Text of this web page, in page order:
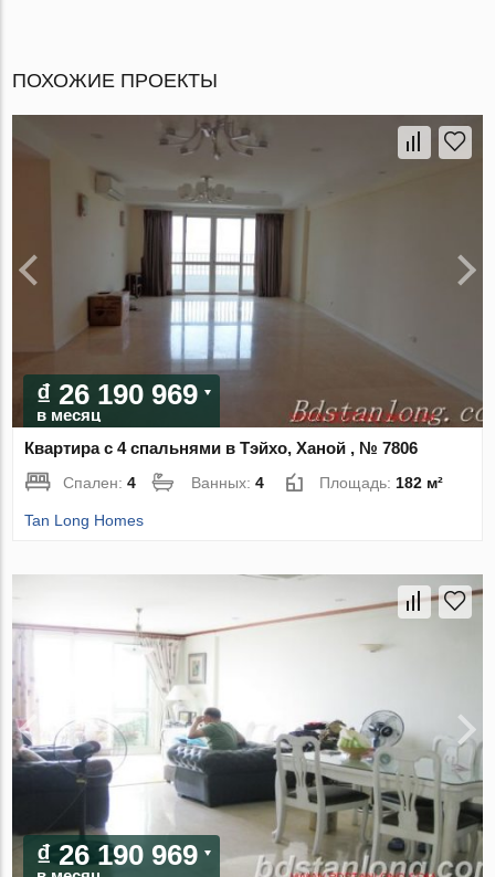
ПОХОЖИЕ ПРОЕКТЫ
₫ 26 190 969
в месяц
Квартира с 4 спальнями в Тэйхо, Ханой , № 7806
Спален:4 Ванных:4 Площадь:182 м²
Tan Long Homes
₫ 26 190 969